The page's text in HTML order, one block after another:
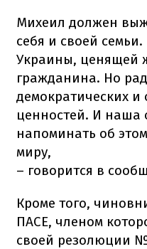
Михеил должен
себя и своей
Украины, ценящей
гражданина. Но
демократических
ценностей. И наша
напоминать об
миру,
– говорится в
Кроме того,
ПАСЕ, членом
своей резолюции